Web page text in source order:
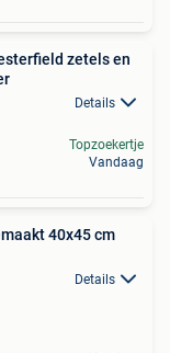
zetels en
Details
Topzoekertje
Vandaag
40x45 cm
Details